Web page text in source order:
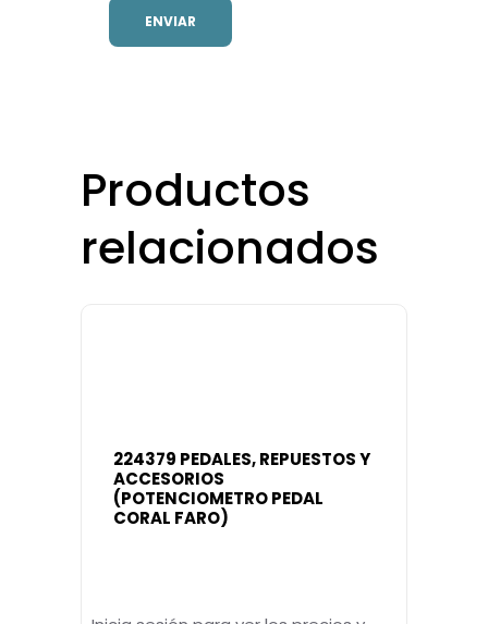
Productos
relacionados
224379 PEDALES, REPUESTOS Y
ACCESORIOS
(POTENCIOMETRO PEDAL
CORAL FARO)